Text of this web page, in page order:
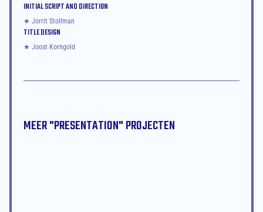
INITIAL SCRIPT AND DIRECTION
★ Jorrit Stollman
TITLE DESIGN
★ Joost Korngold
MEER "PRESENTATION" PROJECTEN